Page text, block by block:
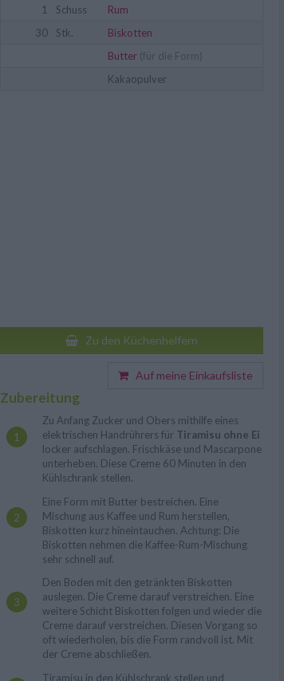
1
Schuss
Rum
30
Stk.
Biskotten
Butter (für die Form)
Kakaopulver
Zu den Küchenhelfern
Auf meine Einkaufsliste
Zubereitung
Zu Anfang Zucker und Obers mithilfe eines
elektrischen Handrührers für Tiramisu ohne Ei
locker aufschlagen. Frischkäse und Mascarpone
unterheben. Diese Creme 60 Minuten in den
Kühlschrank stellen.
Eine Form mit Butter bestreichen. Eine
Mischung aus Kaffee und Rum herstellen,
Biskotten kurz hineintauchen. Achtung: Die
Biskotten nehmen die Kaffee-Rum-Mischung
sehr schnell auf.
Den Boden mit den getränkten Biskotten
auslegen. Die Creme darauf verstreichen. Eine
weitere Schicht Biskotten folgen und wieder die
Creme darauf verstreichen. Diesen Vorgang so
oft wiederholen, bis die Form randvoll ist. Mit
der Creme abschließen.
Tiramisu in den Kühlschrank stellen und